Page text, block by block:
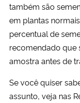
Ministério do Meio Ambiente
Ministério do Turismo
Ministério do
Controladoria-Geral da
também são
em plantas
percentual de
recomendado que
amostra antes de
Se você quiser
assunto, veja nas